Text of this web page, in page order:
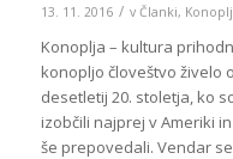
13. 11. 2016 / v Članki,
Konoplja – kultura
konopljo človeštvo živelo
desetletij 20. stoletja, ko
izobčili najprej v Ameriki
še prepovedali. Vendar